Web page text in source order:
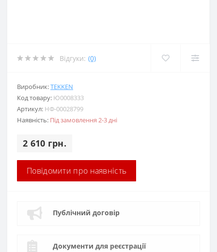
Відгуки: (0)
Виробник:TEKKEN
Код товару: Ю0008333
Артикул: НФ-00028799
Наявність: Під замовлення 2-3 дні
2 610 грн.
Повідомити про наявність
Публічний договір
Документи для реєстрації